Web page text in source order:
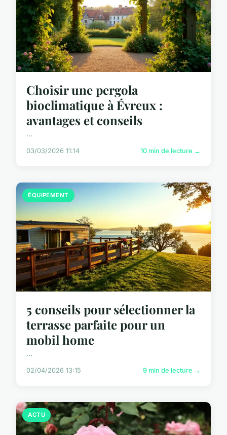
Choisir une pergola
bioclimatique à Évreux :
avantages et conseils
...
03/03/2026 11:14 10 min de lecture →
ÉQUIPEMENT
5 conseils pour sélectionner la
terrasse parfaite pour un
mobil home
...
02/04/2026 13:15 9 min de lecture →
ACTU